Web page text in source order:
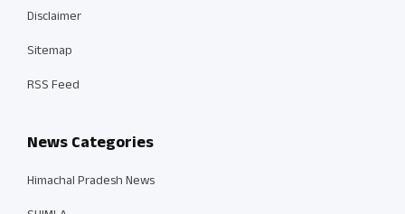
Disclaimer
Sitemap
RSS Feed
News Categories
Himachal Pradesh News